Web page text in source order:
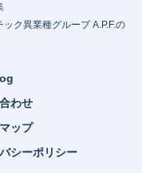
ック異業種グループ A.P.F.の
わせ
ップ
シーポリシー